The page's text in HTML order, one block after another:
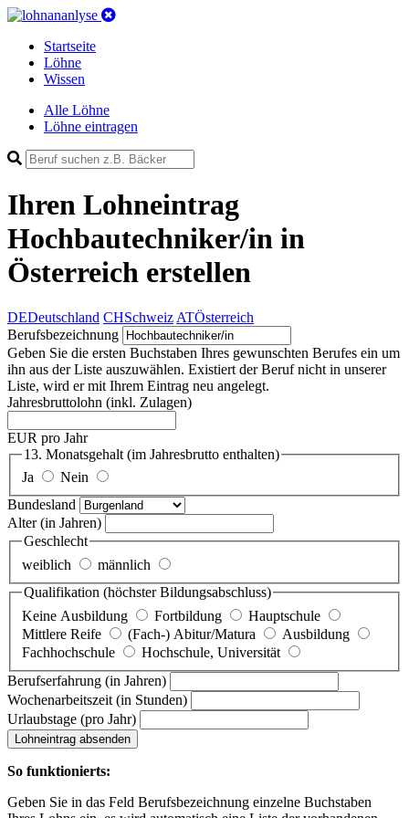
Startseite
Löhne
Wissen
Alle Löhne
Löhne eintragen
Ihren Lohneintrag
Hochbautechniker/in in
Österreich erstellen
DEDeutschland CHSchweiz ATÖsterreich
Berufsbezeichnung
Geben Sie die ersten Buchstaben Ihres gewunschten Berufes ein um
ihn aus der Liste auszuwählen. Existiert der Beruf nicht in unserer
Liste, wird er mit Ihrem Eintrag neu angelegt.
Jahresbruttolohn (inkl. Zulagen)
EUR pro Jahr
13. Monatsgehalt (im Jahresbrutto enthalten)
Ja
Nein
Bundesland
Alter(in Jahren)
Geschlecht
weiblich
männlich
Qualifikation (höchster Bildungsabschluss)
Keine Ausbildung
Fortbildung
Hauptschule
Mittlere Reife
(Fach-) Abitur/Matura
Ausbildung
Fachhochschule
Hochschule, Universität
Berufserfahrung (in Jahren)
Wochenarbeitszeit (in Stunden)
Urlaubstage (pro Jahr)
Lohneintrag absenden
So funktionierts:
Geben Sie in das Feld Berufsbezeichnung einzelne Buchstaben